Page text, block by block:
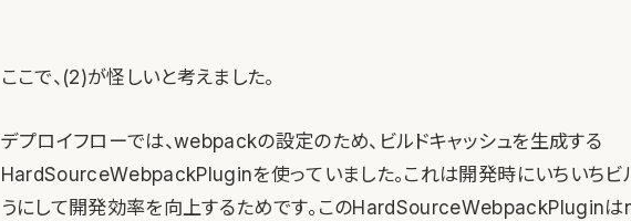
ここで、(2)が怪しいと考えました。
デプロイフローでは、webpackの設定のため、ビルドキャッシュを生成する
HardSourceWebpackPluginを使っていました。これは開発時にいちいちビ
うにして開発効率を向上するためです。このHardSourceWebpackPlugin